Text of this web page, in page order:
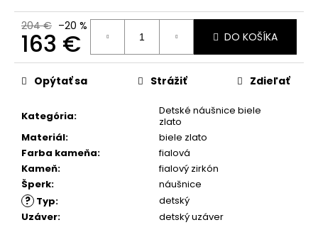
204 € –20 %
163 €
Jednotková
cena:
DO KOŠÍKA
Kategória:
Detské náušnice biele
zlato
Materiál:
biele zlato
Farba kameňa:
fialová
Kameň:
fialový zirkón
Šperk: náušnice
? Typ:
detský
Uzáver: detský uzáver
Opýtať sa Strážiť Zdieľať
m
e